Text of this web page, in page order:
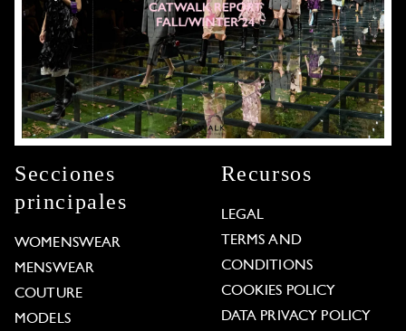
Secciones
principales
WOMENSWEAR
MENSWEAR
COUTURE
MODELS
Recursos
LEGAL
TERMS AND
CONDITIONS
COOKIES POLICY
DATA PRIVACY POLICY